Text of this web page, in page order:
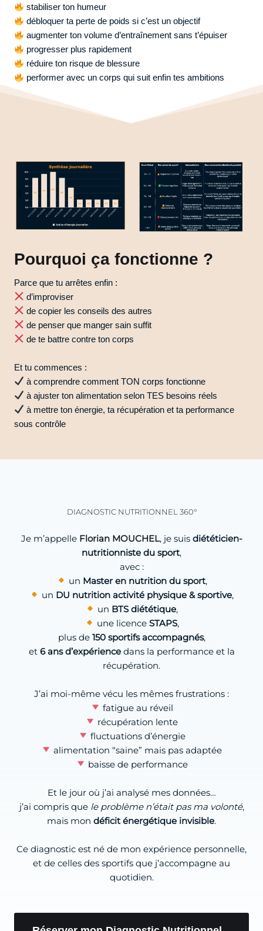
stabiliser ton humeur
débloquer ta perte de poids si c’est un objectif
augmenter ton volume d’entraînement sans t’épuiser
progresser plus rapidement
réduire ton risque de blessure
performer avec un corps qui suit enfin tes ambitions
Pourquoi ça fonctionne ?
Parce que tu arrêtes enfin :
d’improviser
de copier les conseils des autres
de penser que manger sain suffit
de te battre contre ton corps
Et tu commences :
à comprendre comment TON corps fonctionne
à ajuster ton alimentation selon TES besoins réels
à mettre ton énergie, ta récupération et ta performance
sous contrôle
DIAGNOSTIC NUTRITIONNEL 360°
Je m’appelle Florian MOUCHEL, je suis diététicien-
nutritionniste du sport,
avec :
un Master en nutrition du sport,
un DU nutrition activité physique & sportive,
un BTS diététique,
une licence STAPS,
plus de 150 sportifs accompagnés,
et 6 ans d’expériencedans la performance et la
récupération.
J’ai moi-même vécu les mêmes frustrations :
fatigue au réveil
récupération lente
fluctuations d’énergie
alimentation “saine” mais pas adaptée
baisse de performance
Et le jour où j’ai analysé mes données…
j’ai compris que le problème n’était pas ma volonté,
mais mon déficit énergétique invisible.
Ce diagnostic est né de mon expérience personnelle,
et de celles des sportifs que j’accompagne au
quotidien.